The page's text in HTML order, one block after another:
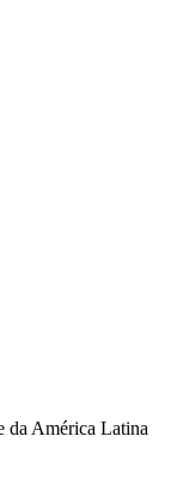
da América Latina